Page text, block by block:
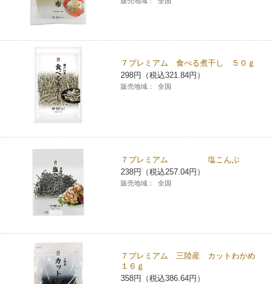
７プレミアム 食べる煮干し ５０ｇ
298円（税込321.84円）
販売地域： 全国
７プレミアム 塩こんぶ
238円（税込257.04円）
販売地域： 全国
７プレミアム 三陸産 カットわかめ
１６ｇ
358円（税込386.64円）